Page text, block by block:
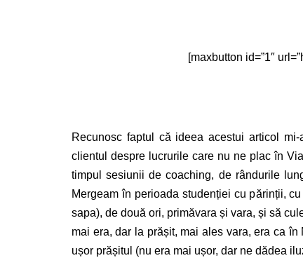
[maxbutton id=”1″
Recunosc faptul că ideea acestui articol
clientul despre lucrurile care nu ne plac în
timpul sesiunii de coaching, de rândurile
Mergeam în perioada studenției cu părinții,
sapa), de două ori, primăvara și vara, și să
mai era, dar la prășit, mai ales vara, era ca
ușor prășitul (nu era mai ușor, dar ne dădea